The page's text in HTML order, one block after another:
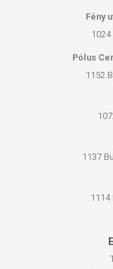
Fény
Pólus
1152
1137
1114